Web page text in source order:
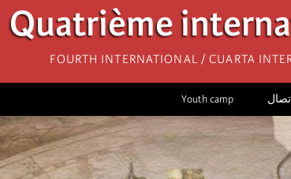
Quatrième
Fourth International / Cuarta
Youth camp